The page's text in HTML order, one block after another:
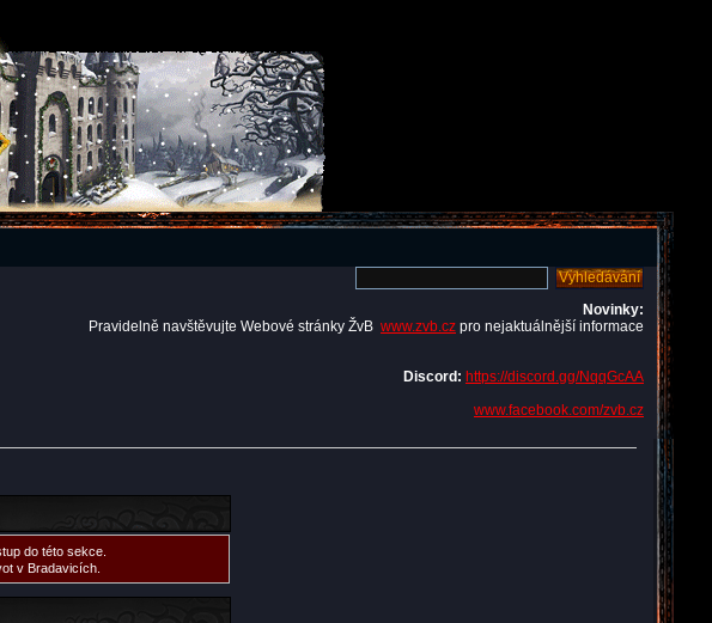
Novinky:
Pravidelně navštěvujte Webové stránky ŽvB www.zvb.cz pro nejaktuálnější informace
Discord: https://discord.gg/NqqGcAA
www.facebook.com/zvb.cz
do této sekce.
v Bradavicích.